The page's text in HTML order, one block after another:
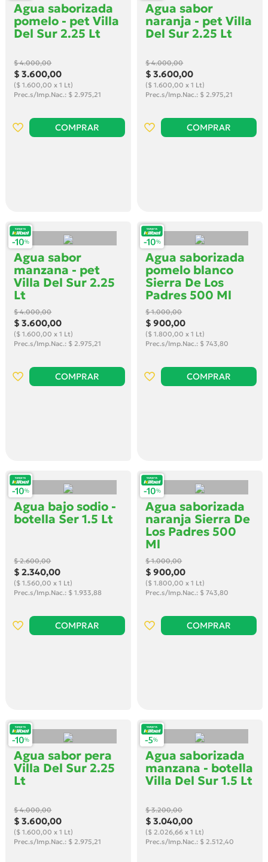
Agua saborizada
pomelo - pet Villa
Del Sur 2.25 Lt
$ 4.000,00
$ 3.600,00
($ 1.600,00 x 1 Lt)
Prec.s/Imp.Nac.: $ 2.975,21
COMPRAR
Agua sabor
naranja - pet Villa
Del Sur 2.25 Lt
$ 4.000,00
$ 3.600,00
($ 1.600,00 x 1 Lt)
Prec.s/Imp.Nac.: $ 2.975,21
COMPRAR
Agua sabor
manzana - pet
Villa Del Sur 2.25
Lt
$ 4.000,00
$ 3.600,00
($ 1.600,00 x 1 Lt)
Prec.s/Imp.Nac.: $ 2.975,21
COMPRAR
Agua saborizada
pomelo blanco
Sierra De Los
Padres 500 Ml
$ 1.000,00
$ 900,00
($ 1.800,00 x 1 Lt)
Prec.s/Imp.Nac.: $ 743,80
COMPRAR
Agua bajo sodio -
botella Ser 1.5 Lt
$ 2.600,00
$ 2.340,00
($ 1.560,00 x 1 Lt)
Prec.s/Imp.Nac.: $ 1.933,88
COMPRAR
Agua saborizada
naranja Sierra De
Los Padres 500
Ml
$ 1.000,00
$ 900,00
($ 1.800,00 x 1 Lt)
Prec.s/Imp.Nac.: $ 743,80
COMPRAR
Agua sabor pera
Villa Del Sur 2.25
Lt
$ 4.000,00
$ 3.600,00
($ 1.600,00 x 1 Lt)
Prec.s/Imp.Nac.: $ 2.975,21
Agua saborizada
manzana - botella
Villa Del Sur 1.5 Lt
$ 3.200,00
$ 3.040,00
($ 2.026,66 x 1 Lt)
Prec.s/Imp.Nac.: $ 2.512,40